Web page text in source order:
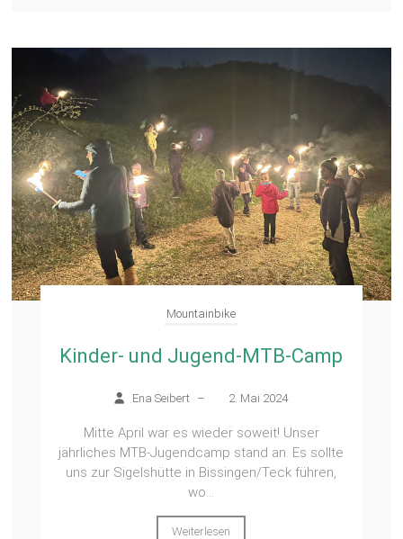
Mountainbike
Kinder- und Jugend-MTB-Camp
Ena Seibert – 2. Mai 2024
Mitte April war es wieder soweit! Unser
jährliches MTB-Jugendcamp stand an. Es sollte
uns zur Sigelshütte in Bissingen/Teck führen,
wo...
Weiterlesen